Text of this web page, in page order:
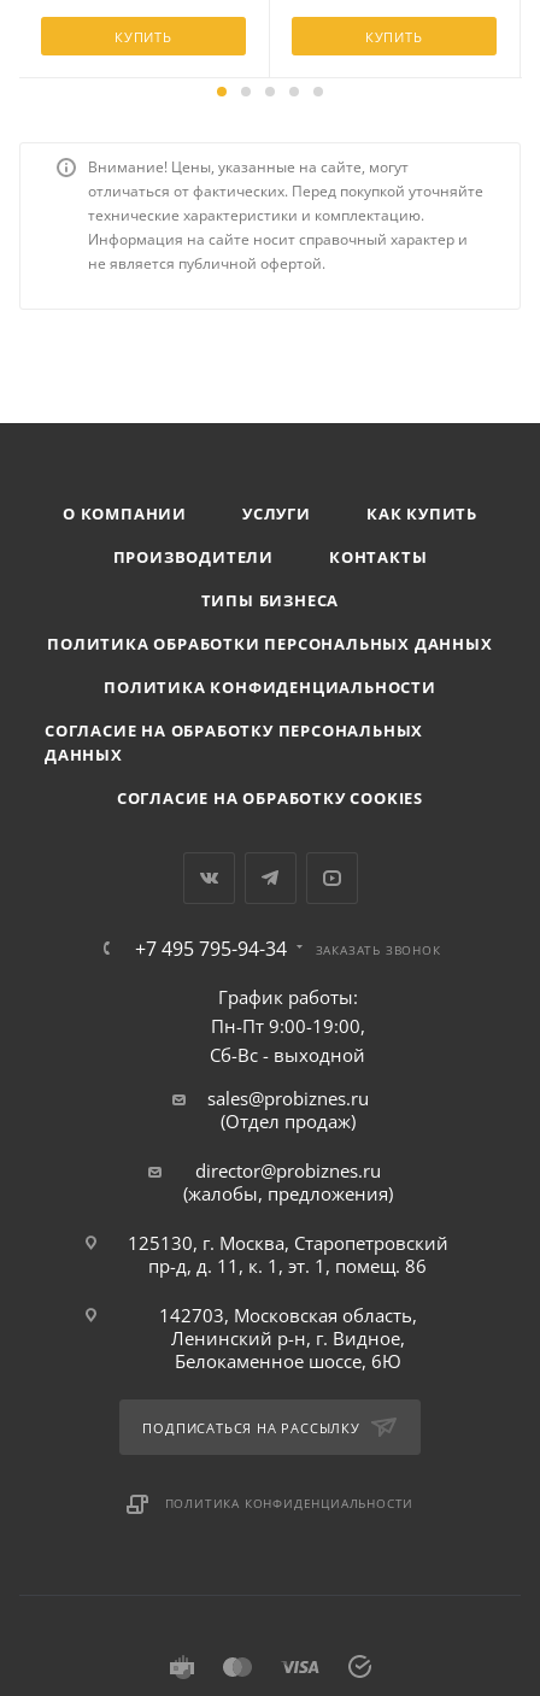
КУПИТЬ КУПИТЬ
Внимание! Цены, указанные на сайте, могут
отличаться от фактических. Перед покупкой уточняйте
технические характеристики и комплектацию.
Информация на сайте носит справочный характер и
не является публичной офертой.
О КОМПАНИИ УСЛУГИ
КАК КУПИТЬ
ПРОИЗВОДИТЕЛИ
КОНТАКТЫ
ТИПЫ БИЗНЕСА
ПОЛИТИКА ОБРАБОТКИ ПЕРСОНАЛЬНЫХ ДАННЫХ
ПОЛИТИКА КОНФИДЕНЦИАЛЬНОСТИ
СОГЛАСИЕ НА ОБРАБОТКУ ПЕРСОНАЛЬНЫХ
ДАННЫХ
СОГЛАСИЕ НА ОБРАБОТКУ COOKIES
+7 495 795-94-34 ЗАКАЗАТЬ ЗВОНОК
График работы:
Пн-Пт 9:00-19:00,
Сб-Вс - выходной
sales@probiznes.ru
(Отдел продаж)
director@probiznes.ru
(жалобы, предложения)
125130, г. Москва, Старопетровский
пр-д, д. 11, к. 1, эт. 1, помещ. 86
142703, Московская область,
Ленинский р-н, г. Видное,
Белокаменное шоссе, 6Ю
ПОДПИСАТЬСЯ НА РАССЫЛКУ
ПОЛИТИКА КОНФИДЕНЦИАЛЬНОСТИ